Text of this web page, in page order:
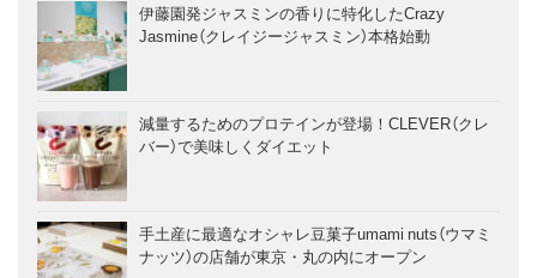
伊藤園発ジャスミンの香りに特化したCrazy
Jasmine（クレイジージャスミン）本格始動
減量するためのプロテインが登場！CLEVER（クレ
バー）で美味しくダイエット
手土産に最適なオシャレ豆菓子umami nuts（ウマミ
ナッツ）の店舗が東京・丸の内にオープン